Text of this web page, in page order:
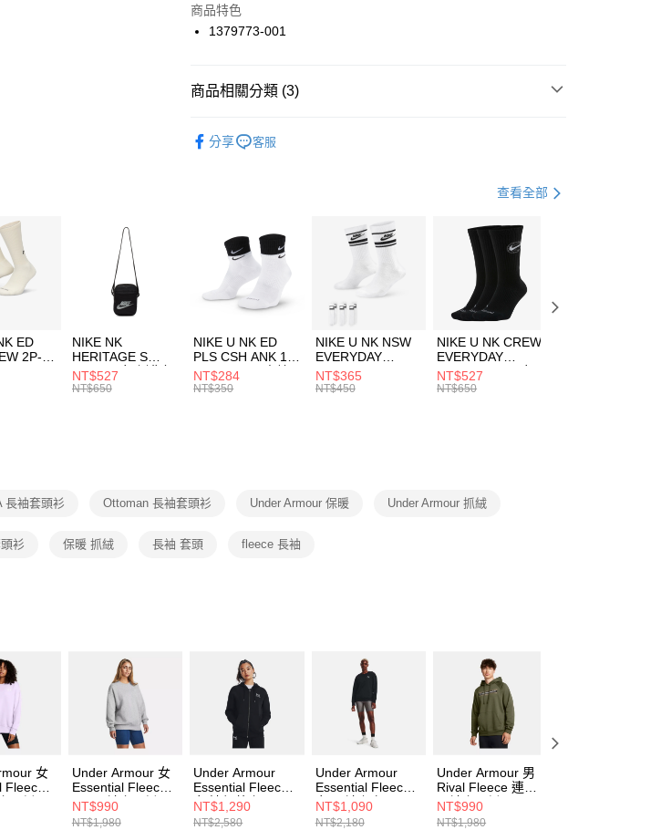
上海商業儲蓄銀行
國泰世華商業銀行
聯邦商業銀行
台新國際商業銀行
Apple Pay
【關於「AFTEE先享後付」】
３．安心：先確認商品／服務後，再付款。
【「AFTEE先享後付」結帳流程】
１．於結帳方式選擇「AFTEE先享後付」後，將跳轉至「AFTEE先享後
付」結帳頁面，進行簡訊認證並確認金額後，即可完成結帳。
２．訂單成立數日內，您將收到繳費通知簡訊。
３．收到繳費通知簡訊後14天內，點擊此簡訊中的連結，可透過四大超商
／ATM／網路銀行／等多元方式進行付款，方視為交易完成。
※ 請注意：結帳手續完成當下不需立刻繳費，但若您需要取消訂單，請聯
絡購買商品的店家。未經商家同意取消之訂單仍視為有效，需透過AFTEE
先享後付繳納相關費用。
交易，需依本服務之必要範圍內提供個人資料，並將交易相關給付款項請
２．關於個人資料處理事宜，請瀏覽以下網址：
結果請求用戶進行身份認證。
５．嚴禁一人註冊多個帳號或使用他人資訊註冊。若發現惡意使用之情
形，恩沛科技股份有限公司將有權停止該用戶之使用額度並採取法律行
每筆NT$100，滿NT$1,500(含以上)免運費
每筆NT$100，滿NT$1,500(含以上)免運費
付款後門市自取
每筆NT$100，滿NT$1,500(含以上)免運費
商品特色
1379773-001
商品相關分類 (3)
分享 客服
查看全部
ED
2P-
男
NIKE NK
HERITAGE S
SMIT 男女 側背包
BA5871010
NT$527
NT$650
NIKE U NK ED
PLS CSH ANK 1P
144 DBL 男 中統
襪 DH4058104
NT$284
NT$350
NIKE U NK NSW
EVERYDAY
ESSENTIAL CR
男女 短統襪
NT$365
NT$450
NIKE U NK CREW
EVERYDAY
BBALL 3PR 男女
長統襪
NT$527
NT$650
長袖套頭衫 Ottoman 長袖套頭衫 Under Armour 保暖 Under Armour 抓絨
衫 保暖 抓絨 長袖 套頭 fleece 長袖
女
頭衫
Under Armour 女
Essential Fleece
OS 長袖套頭衫
1379475-012
NT$990
NT$1,980
Under Armour
Essential Fleece
女 連帽外套
1379474-001
NT$1,290
NT$2,580
Under Armour
Essential Fleece
女 長袖上衣
1373032-001
NT$1,090
NT$2,180
Under Armour 男
Rival Fleece 連帽
長袖套頭衫
1386595-390
NT$990
NT$1,980